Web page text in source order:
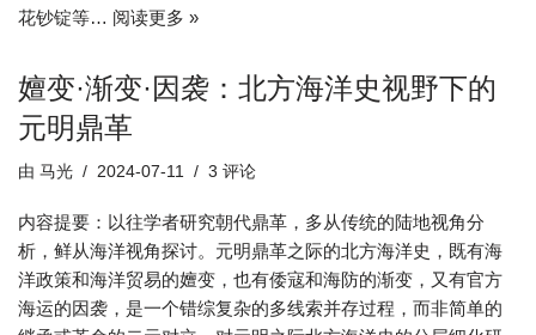
花钞锭等… 阅读更多 »
嬗变·渐变·因袭：北方海洋史视野下的
元明鼎革
由 马光 2024-07-11 3 评论
内容提要：以往学者研究朝代鼎革，多从传统的陆地视角分
析，鲜从海洋视角探讨。元明鼎革之际的北方海洋史，既有海
洋政策和海洋贸易的嬗变，也有倭寇和海防的渐变，又有官方
海运的因袭，是一个错综复杂的多线索并存过程，而非简单的